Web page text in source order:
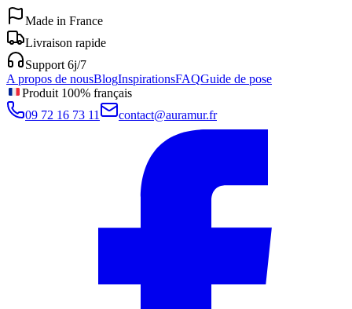
Made in France
Livraison rapide
Support 6j/7
A propos de nousBlogInspirationsFAQGuide de pose
Produit 100% français
09 72 16 73 11
contact@auramur.fr